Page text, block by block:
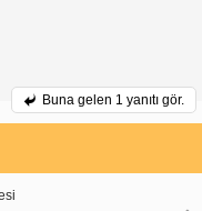
Buna gelen 1 yanıtı gör.